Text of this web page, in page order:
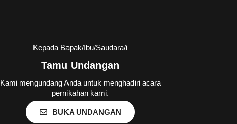
Kepada Bapak/Ibu/Saudara/i
Tamu Undangan
Kami mengundang Anda untuk menghadiri acara
pernikahan kami.
BUKA UNDANGAN